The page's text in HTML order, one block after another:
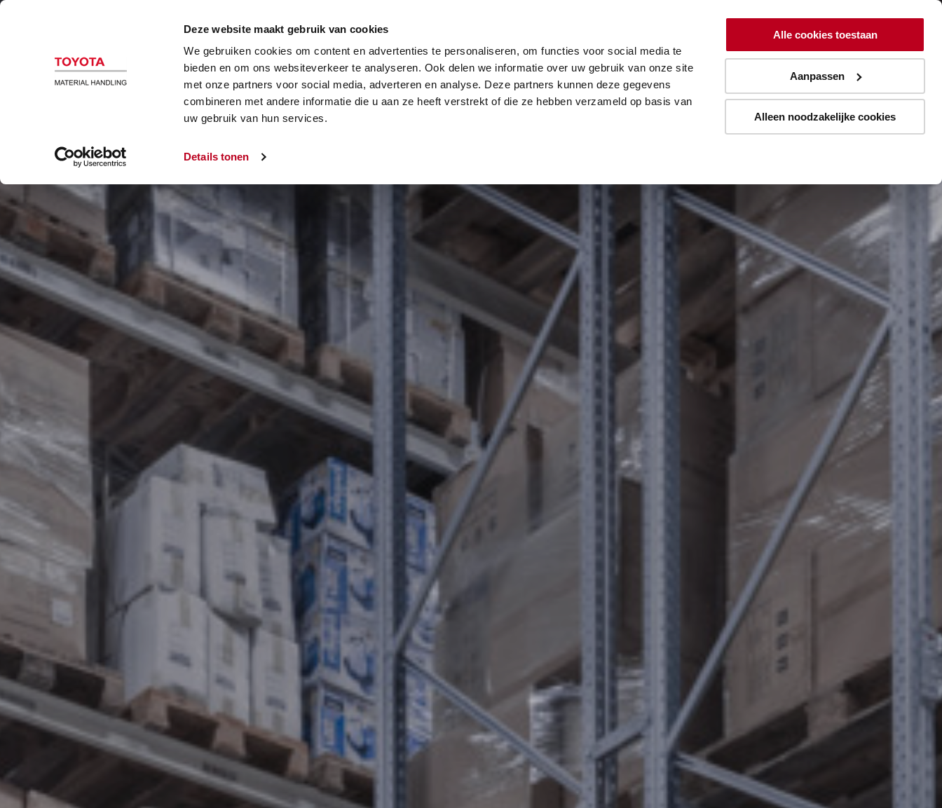
Deze website maakt gebruik van cookies
We gebruiken cookies om content en advertenties te personaliseren, om functies voor social media te
bieden en om ons websiteverkeer te analyseren. Ook delen we informatie over uw gebruik van onze site
met onze partners voor social media, adverteren en analyse. Deze partners kunnen deze gegevens
combineren met andere informatie die u aan ze heeft verstrekt of die ze hebben verzameld op basis van
uw gebruik van hun services.
Details tonen
Alle cookies toestaan
Aanpassen
Alleen noodzakelijke cookies
Blog Veiligheid Over
Aanmelden blogupdates